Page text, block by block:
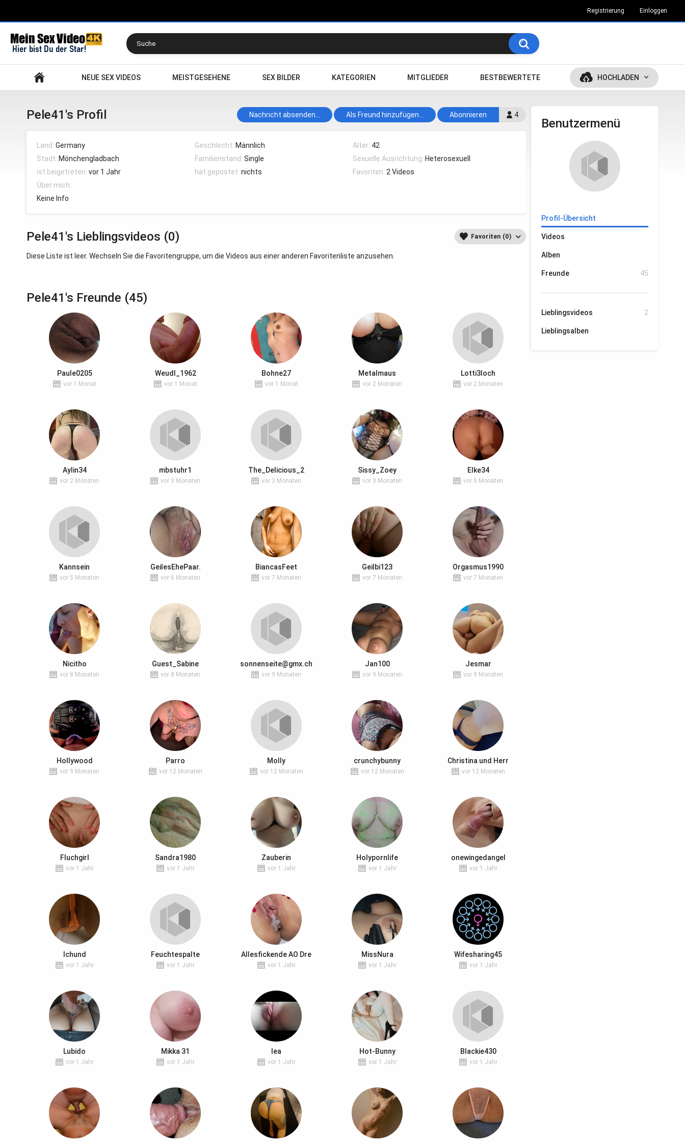
Registrierung Einloggen
NEUE SEX VIDEOS MEISTGESEHENE SEX BILDER KATEGORIEN MITGLIEDER BESTBEWERTETE HOCHLADEN
Benutzermenü
Profil-Übersicht
Videos
Alben
Freunde 45
Lieblingsvideos 2
Lieblingsalben
Pele41's Profil 4
Abonnieren
Nachricht absenden... Als Freund hinzufügen...
Land: Germany
Stadt: Mönchengladbach
ist beigetreten: vor 1 Jahr
Geschlecht: Männlich
Familienstand:Single
hat gepostet:nichts
Alter: 42
Sexuelle Ausrichtung: Heterosexuell
Favoriten: 2 Videos
Über mich:
Keine Info
Pele41's Lieblingsvideos (0) Favoriten (0)
Diese Liste ist leer. Wechseln Sie die Favoritengruppe, um die Videos aus einer anderen Favoritenliste anzusehen.
Pele41's Freunde (45)
Paule0205
vor 1 Monat
Weudl_1962
vor 1 Monat
Bohne27
vor 1 Monat
Metalmaus
vor 2 Monaten
Lotti3loch
vor 2 Monaten
Aylin34
vor 2 Monaten
mbstuhr1
vor 3 Monaten
The_Delicious_2
vor 3 Monaten
Sissy_Zoey
vor 3 Monaten
Elke34
vor 5 Monaten
Kannsein
vor 5 Monaten
GeilesEhePaar.
vor 6 Monaten
BiancasFeet
vor 7 Monaten
Geilbi123
vor 7 Monaten
Orgasmus1990
vor 7 Monaten
Nicitho
vor 8 Monaten
Guest_Sabine
vor 8 Monaten
sonnenseite@gmx.ch
vor 9 Monaten
Jan100
vor 9 Monaten
Jesmar
vor 9 Monaten
Hollywood
vor 9 Monaten
Parro
vor 12 Monaten
Molly
vor 12 Monaten
crunchybunny
vor 12 Monaten
Christina und Herr
vor 12 Monaten
Fluchgirl
vor 1 Jahr
Sandra1980
vor 1 Jahr
Zauberin
vor 1 Jahr
Holypornlife
vor 1 Jahr
onewingedangel
vor 1 Jahr
Ichund
vor 1 Jahr
Feuchtespalte
vor 1 Jahr
Allesfickende AO Dre
vor 1 Jahr
MissNura
vor 1 Jahr
Wifesharing45
vor 1 Jahr
Lubido
vor 1 Jahr
Mikka 31
vor 1 Jahr
lea
vor 1 Jahr
Hot-Bunny
vor 1 Jahr
Blackie430
vor 1 Jahr